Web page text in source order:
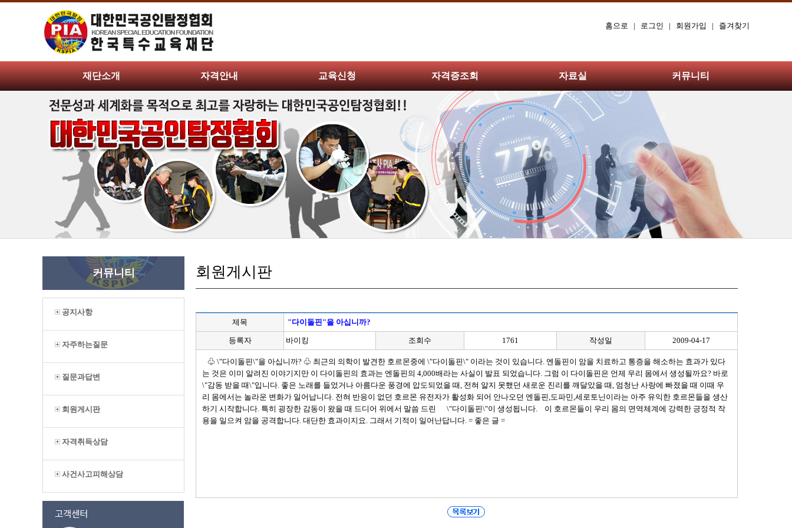
홈으로 | 로그인 | 회원가입 | 즐겨찾기
재단소개 자격안내 교육신청 자격증조회 자료실 커뮤니티
커뮤니티
공지사항
자주하는질문
질문과답변
회원게시판
자격취득상담
사건사고피해상담
회원게시판
제목 "다이돌핀"을 아십니까?
등록자 바이킹 조회수 1761 작성일 2009-04-17
♧ \"다이돌핀\"을 아십니까? ♧ 최근의 의학이 발견한 호르몬중에 \"다이돌핀\" 이라는 것이 있습니다. 엔돌핀이 암을 치료하고 통증을 해소하는 효과가 있다
는 것은 이미 알려진 이야기지만 이 다이돌핀의 효과는 엔돌핀의 4,000배라는 사실이 발표 되었습니다. 그럼 이 다이돌핀은 언제 우리 몸에서 생성될까요? 바로
\"감동 받을 때\"입니다. 좋은 노래를 들었거나 아름다운 풍경에 압도되었을 때, 전혀 알지 못했던 새로운 진리를 깨달았을 때, 엄청난 사랑에 빠졌을 때 이때 우
리 몸에서는 놀라운 변화가 일어납니다. 전혀 반응이 없던 호르몬 유전자가 활성화 되어 안나오던 엔돌핀,도파민,세로토닌이라는 아주 유익한 호르몬들을 생산
하기 시작합니다. 특히 굉장한 감동이 왔을 때 드디어 위에서 말씀 드린 \"다이돌핀\"이 생성됩니다. 이 호르몬들이 우리 몸의 면역체계에 강력한 긍정적 작
용을 일으켜 암을 공격합니다. 대단한 효과이지요. 그래서 기적이 일어난답니다. = 좋은 글 =